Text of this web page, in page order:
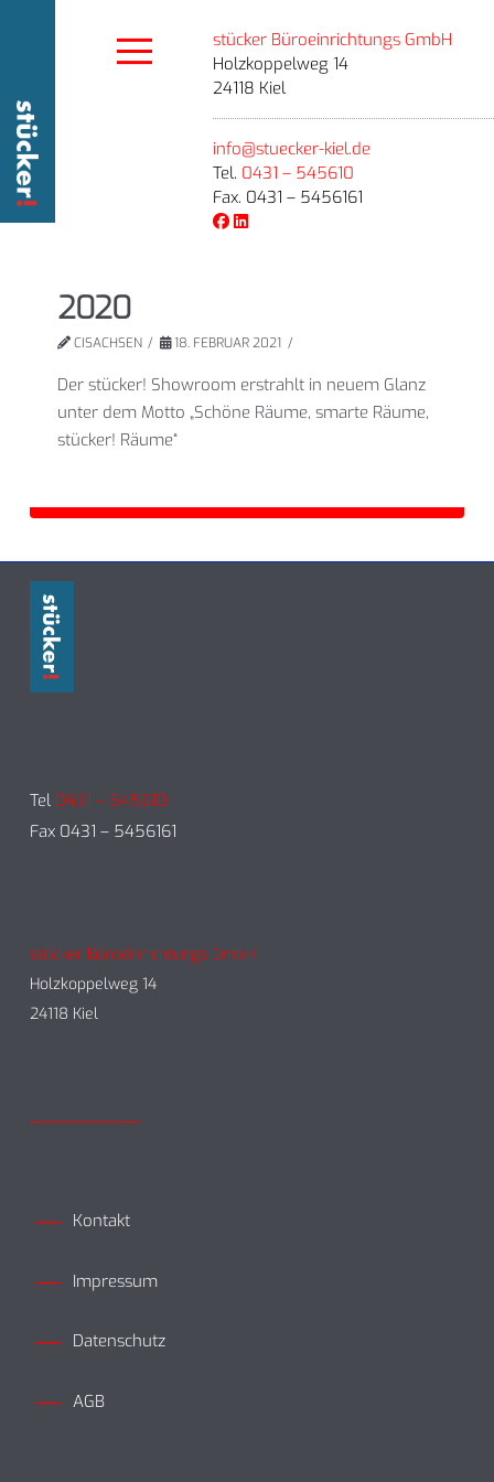
stücker Büroeinrichtungs GmbH
Holzkoppelweg 14
24118 Kiel
info@stuecker-kiel.de
Tel. 0431 – 545610
Fax. 0431 – 5456161
2020
CISACHSEN 18. FEBRUAR 2021
Der stücker! Showroom erstrahlt in neuem Glanz
unter dem Motto „Schöne Räume, smarte Räume,
stücker! Räume“
Tel 0431 – 545610
Fax 0431 – 5456161
stücker Büroeinrichtungs GmbH
Holzkoppelweg 14
24118 Kiel
Kontakt
Impressum
Datenschutz
AGB